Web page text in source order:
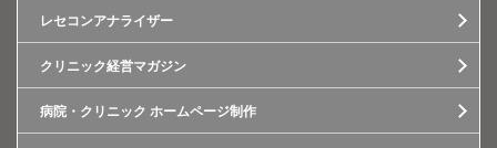
レセコンアナライザー
クリニック経営マガジン
病院・クリニック ホームページ制作